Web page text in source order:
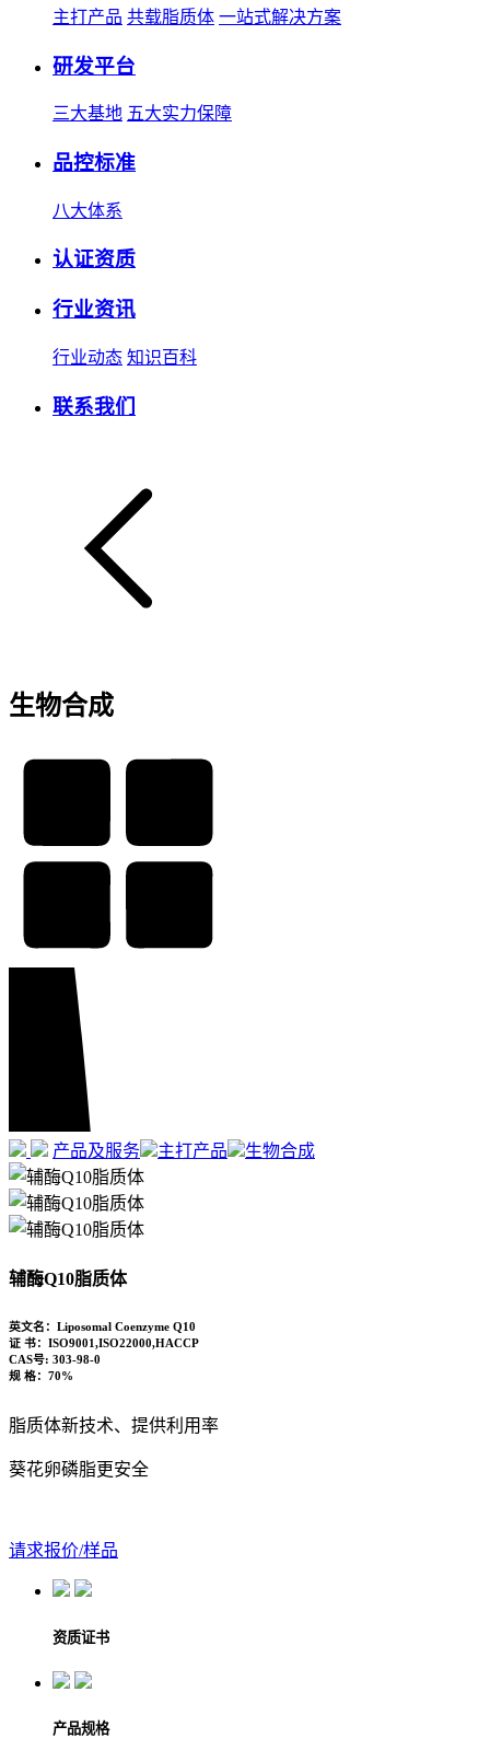
主打产品 共载脂质体 一站式解决方案
研发平台
三大基地 五大实力保障
品控标准
八大体系
认证资质
行业资讯
行业动态 知识百科
联系我们
生物合成
产品及服务 主打产品 生物合成
辅酶Q10脂质体
英文名： Liposomal Coenzyme Q10
证 书： ISO9001,ISO22000,HACCP
CAS号: 303-98-0
规 格： 70%
脂质体新技术、提供利用率
葵花卵磷脂更安全
请求报价/样品
资质证书
产品规格